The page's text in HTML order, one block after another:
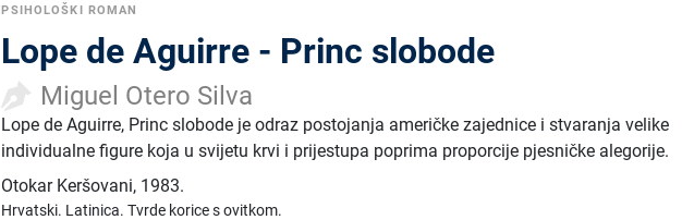
PSIHOLOŠKI ROMAN
Lope de Aguirre - Princ slobode
Miguel Otero Silva
Lope de Aguirre, Princ slobode je odraz postojanja američke zajednice i stvaranja velike
individualne figure koja u svijetu krvi i prijestupa poprima proporcije pjesničke alegorije.
Otokar Keršovani, 1983.
Hrvatski. Latinica.Tvrde korice s ovitkom.